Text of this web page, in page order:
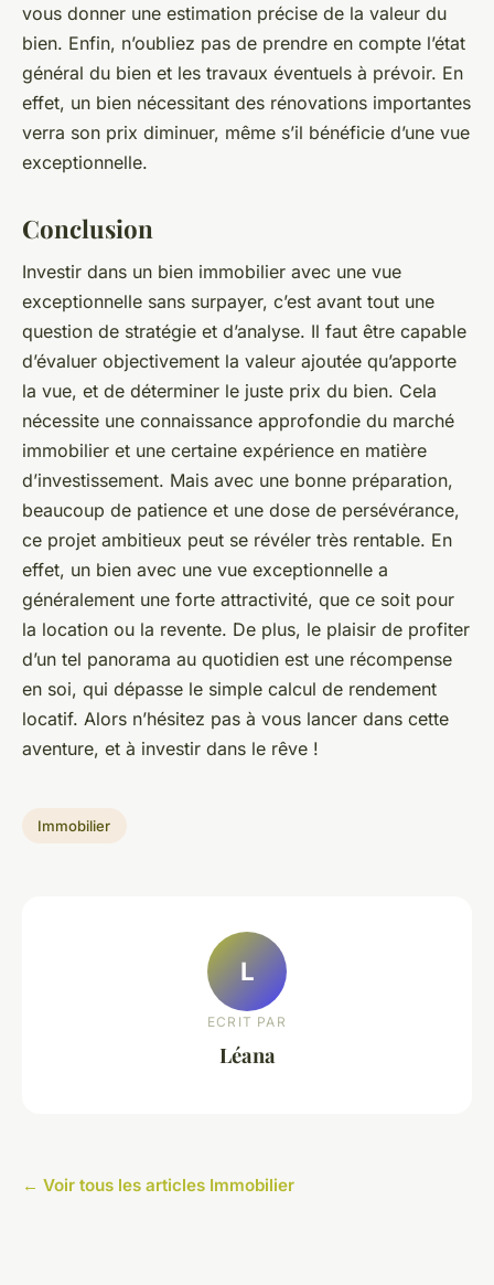
vous donner une estimation précise de la valeur du
bien. Enfin, n’oubliez pas de prendre en compte l’état
général du bien et les travaux éventuels à prévoir. En
effet, un bien nécessitant des rénovations importantes
verra son prix diminuer, même s’il bénéficie d’une vue
exceptionnelle.
Conclusion
Investir dans un bien immobilier avec une vue
exceptionnelle sans surpayer, c’est avant tout une
question de stratégie et d’analyse. Il faut être capable
d’évaluer objectivement la valeur ajoutée qu’apporte
la vue, et de déterminer le juste prix du bien. Cela
nécessite une connaissance approfondie du marché
immobilier et une certaine expérience en matière
d’investissement. Mais avec une bonne préparation,
beaucoup de patience et une dose de persévérance,
ce projet ambitieux peut se révéler très rentable. En
effet, un bien avec une vue exceptionnelle a
généralement une forte attractivité, que ce soit pour
la location ou la revente. De plus, le plaisir de profiter
d’un tel panorama au quotidien est une récompense
en soi, qui dépasse le simple calcul de rendement
locatif. Alors n’hésitez pas à vous lancer dans cette
aventure, et à investir dans le rêve !
Immobilier
L
ECRIT PAR
Léana
← Voir tous les articles Immobilier